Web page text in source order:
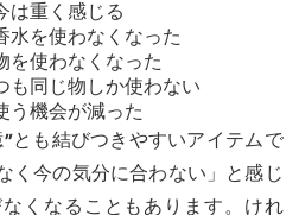
は重く感じる
水を使わなくなった
を使わなくなった
も同じ物しか使わない
う機会が減った
とも結びつきやすいアイテムで
く今の気分に合わない」と感じ
くなることもあります。けれ